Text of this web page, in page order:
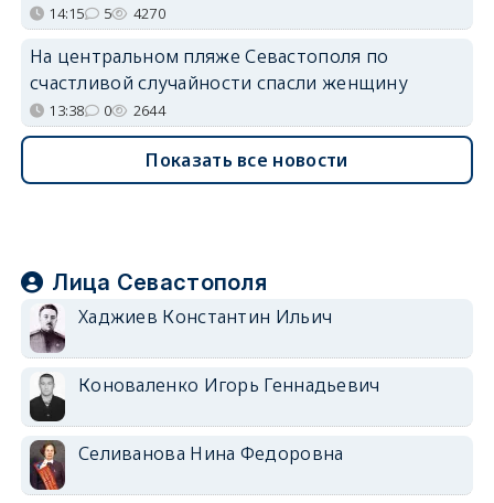
14:15 5 4270
На центральном пляже Севастополя по
счастливой случайности спасли женщину
13:38 0 2644
Показать все новости
Лица Севастополя
Хаджиев Константин Ильич
Коноваленко Игорь Геннадьевич
Селиванова Нина Федоровна